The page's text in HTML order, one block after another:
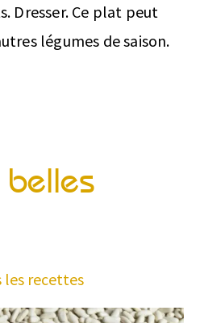
Dresser. Ce plat peut
légumes de saison.
les recettes